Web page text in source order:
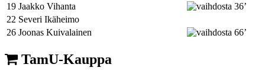
19 Jaakko Vihanta
36’
22 Severi Ikäheimo
26 Joonas Kuivalainen 66’
TamU-Kauppa